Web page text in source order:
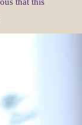
that this